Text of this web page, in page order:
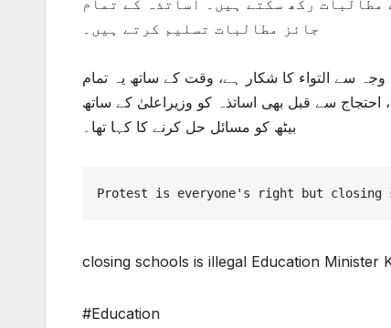
رکھ سکتے ہیں۔ اساتذہ کے تمام
جائز مطالبات تسلیم کرتے ہیں۔
سے التواء کا شکار ہے، وقت کے ساتھ یہ تمام
سے قبل بھی اساتذہ کو وزیراعلیٰ کے ساتھ
بیٹھ کو مسائل حل کرنے کا کہا تھا۔
Protest is everyone's right but
closing schools is illegal Education Minister
#Education